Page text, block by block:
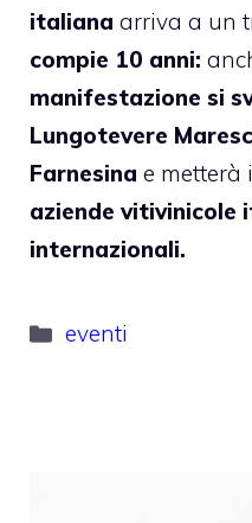
italiana arriva a un
compie 10 anni:
manifestazione si
Lungotevere
Farnesina e metterà
aziende vitivinicole
internazionali.
Categorie
eventi